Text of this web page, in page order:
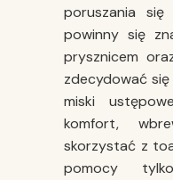
poruszania się
powinny się
prysznicem
zdecydować
miski
komfort,
skorzystać z
pomocy